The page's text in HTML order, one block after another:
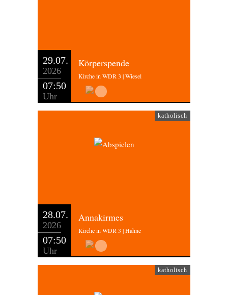
29.07.
2026
07:50
Uhr
Körperspende
Kirche in WDR 3 | Wiesel
katholisch
28.07.
2026
07:50
Uhr
Annakirmes
Kirche in WDR 3 | Hahne
katholisch